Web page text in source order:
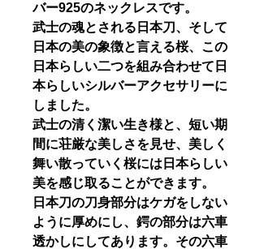
バー925のネックレスです。
武士の魂とされる日本刀、そして
日本の美の象徴と言える桜、この
日本らしい二つを組み合わせて日
本らしいシルバーアクセサリーに
しました。
武士の清く潔い生き様と、短い期
間に荘厳な美しさを見せ、美しく
舞い散っていく桜には日本らしい
美を感じ取ることができます。
日本刀の刀身部分はケガをしない
ように厚めにし、鍔の部分は六車
透かしにしてあります。その六車